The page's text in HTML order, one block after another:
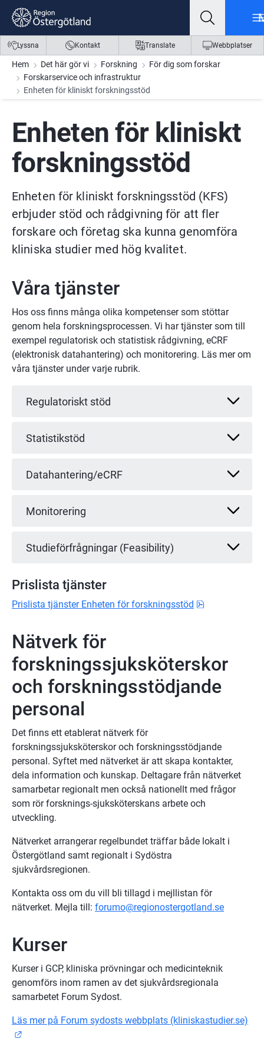
Gå till innehåll
Gå till meny
Gå till sidfot
Lyssna Kontakt Translate Webbplatser
Hem Det här gör vi Forskning
För dig som forskar
Forskarservice och infrastruktur
Enheten för kliniskt forskningsstöd
Enheten för kliniskt
forskningsstöd
Enheten för kliniskt forskningsstöd (KFS)
erbjuder stöd och rådgivning för att fler
forskare och företag ska kunna genomföra
kliniska studier med hög kvalitet.
Våra tjänster
Hos oss finns många olika kompetenser som stöttar
genom hela forskningsprocessen. Vi har tjänster som till
exempel regulatorisk och statistisk rådgivning, eCRF
(elektronisk datahantering) och monitorering. Läs mer om
våra tjänster under varje rubrik.
Regulatoriskt stöd
Statistikstöd
Datahantering/eCRF
Monitorering
Studieförfrågningar (Feasibility)
Prislista tjänster
Prislista tjänster Enheten för forskningsstöd
Nätverk för
forskningssjuksköterskor
och forskningsstödjande
personal
Det finns ett etablerat nätverk för
forskningssjuksköterskor och forskningsstödjande
personal. Syftet med nätverket är att skapa kontakter,
dela information och kunskap. Deltagare från nätverket
samarbetar regionalt men också nationellt med frågor
som rör forsknings-sjuksköterskans arbete och
utveckling.
Nätverket arrangerar regelbundet träffar både lokalt i
Östergötland samt regionalt i Sydöstra
sjukvårdsregionen.
Kontakta oss om du vill bli tillagd i mejllistan för
nätverket. Mejla till: forumo@regionostergotland.se
Kurser
Kurser i GCP, kliniska prövningar och medicinteknik
genomförs inom ramen av det sjukvårdsregionala
samarbetet Forum Sydost.
Läs mer på Forum sydosts webbplats (kliniskastudier.se)